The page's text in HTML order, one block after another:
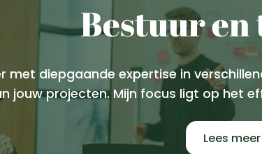
Bestuur
diepgaande expertise in
jouw projecten. Mijn focus ligt op het
Lees meer